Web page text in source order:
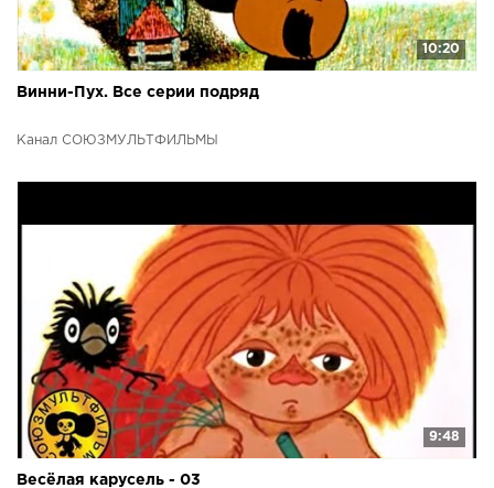
10:20
Винни-Пух. Все серии подряд
Канал СОЮЗМУЛЬТФИЛЬМЫ
9:48
Весёлая карусель - 03